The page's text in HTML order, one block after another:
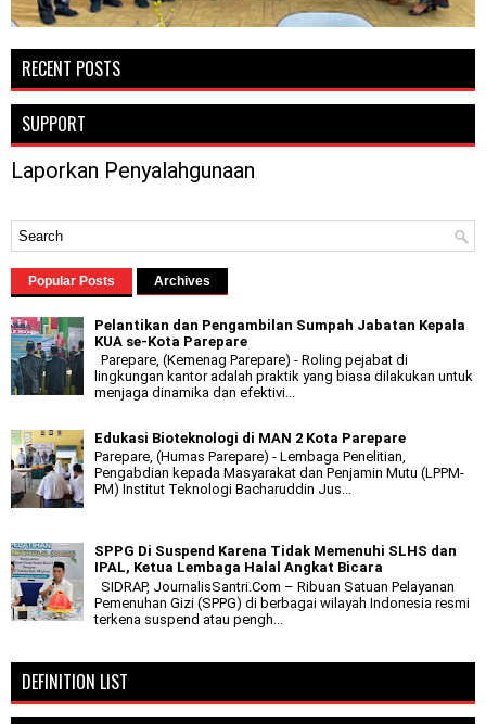
RECENT POSTS
SUPPORT
Laporkan Penyalahgunaan
Popular Posts Archives
Pelantikan dan Pengambilan Sumpah Jabatan Kepala
KUA se-Kota Parepare
Parepare, (Kemenag Parepare) - Roling pejabat di
lingkungan kantor adalah praktik yang biasa dilakukan untuk
menjaga dinamika dan efektivi...
Edukasi Bioteknologi di MAN 2 Kota Parepare
Parepare, (Humas Parepare) - Lembaga Penelitian,
Pengabdian kepada Masyarakat dan Penjamin Mutu (LPPM-
PM) Institut Teknologi Bacharuddin Jus...
SPPG Di Suspend Karena Tidak Memenuhi SLHS dan
IPAL, Ketua Lembaga Halal Angkat Bicara
SIDRAP, JournalisSantri.Com – Ribuan Satuan Pelayanan
Pemenuhan Gizi (SPPG) di berbagai wilayah Indonesia resmi
terkena suspend atau pengh...
DEFINITION LIST